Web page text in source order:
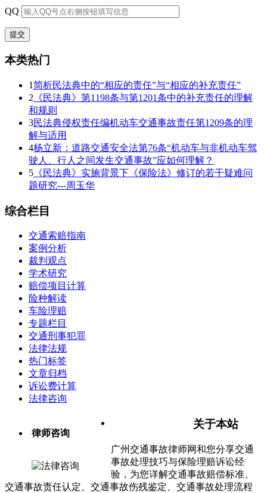
QQ
本类热门
1简析民法典中的“相应的责任”与“相应的补充责任”
2 《民法典》第1198条与第1201条中的补充责任的理解
和规则
3民法典侵权责任编机动车交通事故责任第1209条的理
解与适用
4杨立新：道路交通安全法第76条“机动车与非机动车驾
驶人、行人之间发生交通事故”应如何理解？
5 《民法典》实施背景下《保险法》修订的若干疑难问
题研究---周玉华
综合栏目
交通索赔指南
案例分析
裁判观点
学术研究
赔偿项目计算
险种解读
车险理赔
专题栏目
交通刑事犯罪
法律法规
热门标签
文章归档
诉讼费计算
法律咨询
律师咨询
关于本站
广州交通事故律师网和您分享交通
事故处理技巧与保险理赔诉讼经
验，为您详解交通事故赔偿标准、
交通事故责任认定、交通事故伤残鉴定、交通事故处理流程